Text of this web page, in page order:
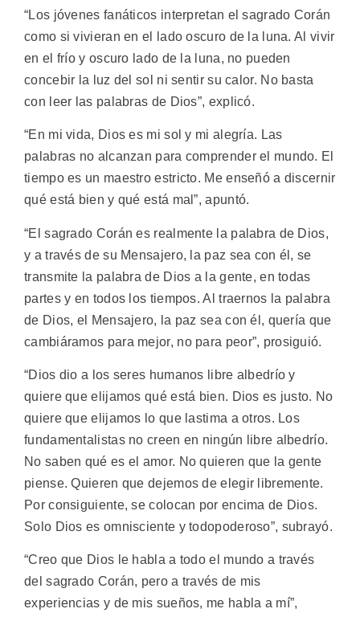
“Los jóvenes fanáticos interpretan el sagrado Corán
como si vivieran en el lado oscuro de la luna. Al vivir
en el frío y oscuro lado de la luna, no pueden
concebir la luz del sol ni sentir su calor. No basta
con leer las palabras de Dios”, explicó.
“En mi vida, Dios es mi sol y mi alegría. Las
palabras no alcanzan para comprender el mundo. El
tiempo es un maestro estricto. Me enseñó a discernir
qué está bien y qué está mal”, apuntó.
“El sagrado Corán es realmente la palabra de Dios,
y a través de su Mensajero, la paz sea con él, se
transmite la palabra de Dios a la gente, en todas
partes y en todos los tiempos. Al traernos la palabra
de Dios, el Mensajero, la paz sea con él, quería que
cambiáramos para mejor, no para peor”, prosiguió.
“Dios dio a los seres humanos libre albedrío y
quiere que elijamos qué está bien. Dios es justo. No
quiere que elijamos lo que lastima a otros. Los
fundamentalistas no creen en ningún libre albedrío.
No saben qué es el amor. No quieren que la gente
piense. Quieren que dejemos de elegir libremente.
Por consiguiente, se colocan por encima de Dios.
Solo Dios es omnisciente y todopoderoso”, subrayó.
“Creo que Dios le habla a todo el mundo a través
del sagrado Corán, pero a través de mis
experiencias y de mis sueños, me habla a mí”,